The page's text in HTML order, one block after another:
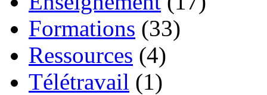
Formations (33)
Ressources (4)
Télétravail (1)